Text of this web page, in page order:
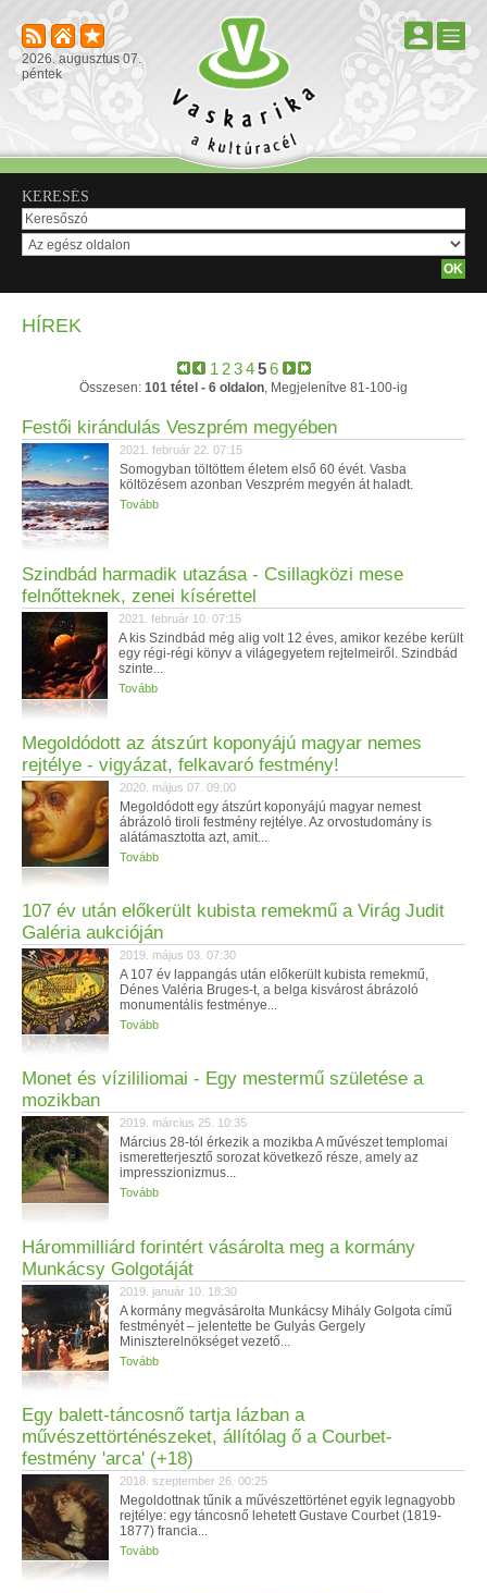
2026. augusztus 07.
péntek
KERESÉS
HÍREK
1 2 3 4 5 6
Összesen: 101 tétel - 6 oldalon, Megjelenítve 81-100-ig
Festői kirándulás Veszprém megyében
2021. február 22. 07:15
Somogyban töltöttem életem első 60 évét. Vasba
költözésem azonban Veszprém megyén át haladt.
Tovább
Szindbád harmadik utazása - Csillagközi mese
felnőtteknek, zenei kísérettel
2021. február 10. 07:15
A kis Szindbád még alig volt 12 éves, amikor kezébe került
egy régi-régi könyv a világegyetem rejtelmeiről. Szindbád
szinte...
Tovább
Megoldódott az átszúrt koponyájú magyar nemes
rejtélye - vigyázat, felkavaró festmény!
2020. május 07. 09:00
Megoldódott egy átszúrt koponyájú magyar nemest
ábrázoló tiroli festmény rejtélye. Az orvostudomány is
alátámasztotta azt, amit...
Tovább
107 év után előkerült kubista remekmű a Virág Judit
Galéria aukcióján
2019. május 03. 07:30
A 107 év lappangás után előkerült kubista remekmű,
Dénes Valéria Bruges-t, a belga kisvárost ábrázoló
monumentális festménye...
Tovább
Monet és vízililiomai - Egy mestermű születése a
mozikban
2019. március 25. 10:35
Március 28-tól érkezik a mozikba A művészet templomai
ismeretterjesztő sorozat következő része, amely az
impresszionizmus...
Tovább
Hárommilliárd forintért vásárolta meg a kormány
Munkácsy Golgotáját
2019. január 10. 18:30
A kormány megvásárolta Munkácsy Mihály Golgota című
festményét – jelentette be Gulyás Gergely
Miniszterelnökséget vezető...
Tovább
Egy balett-táncosnő tartja lázban a
művészettörténészeket, állítólag ő a Courbet-
festmény 'arca' (+18)
2018. szeptember 26. 00:25
Megoldottnak tűnik a művészettörténet egyik legnagyobb
rejtélye: egy táncosnő lehetett Gustave Courbet (1819-
1877) francia...
Tovább